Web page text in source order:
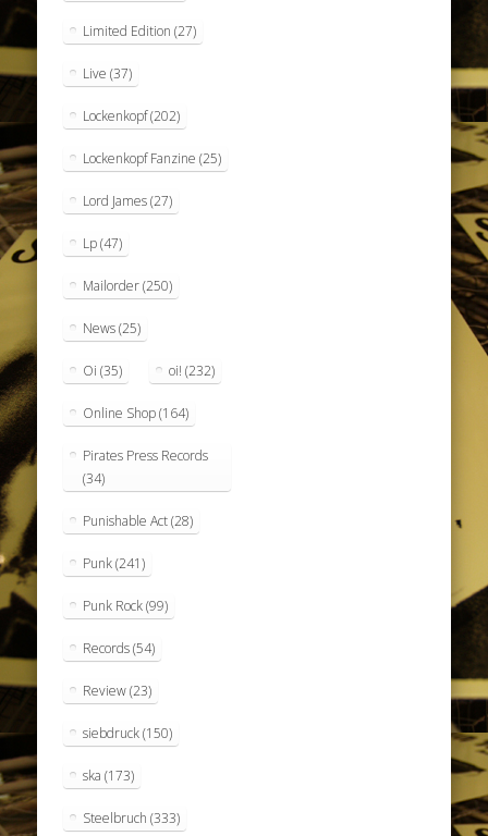
Limited Edition (27)
Live (37)
Lockenkopf(202)
Lockenkopf Fanzine (25)
Lord James(27)
Lp(47)
Mailorder(250)
News(25)
Oi (35) oi! (232)
Online Shop(164)
Pirates Press Records
(34)
Punishable Act(28)
Punk(241)
Punk Rock(99)
Records(54)
Review(23)
siebdruck(150)
ska (173)
Steelbruch (333)